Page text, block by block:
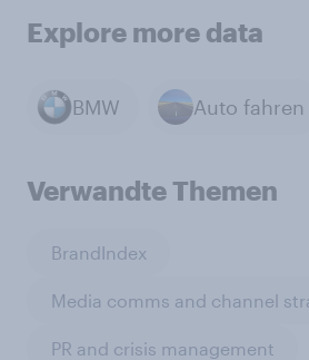
Explore more data
BMW Auto fahren
Verwandte Themen
BrandIndex
Media comms and channel
PR and crisis management